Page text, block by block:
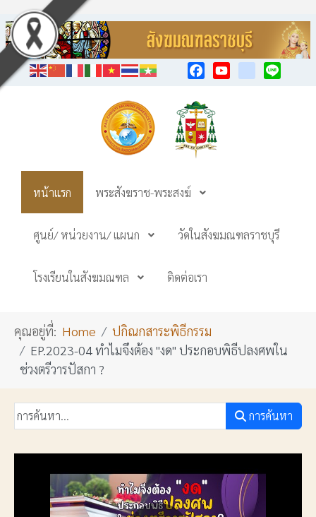
หน้าแรก พระสังฆราช-พระสงฆ์
ศูนย์/ หน่วยงาน/ แผนก วัดในสังฆมณฑลราชบุรี
โรงเรียนในสังฆมณฑล ติดต่อเรา
คุณอยู่ที่: Home
ปกิณกสาระพิธีกรรม
EP.2023-04 ทำไมจึงต้อง "งด" ประกอบพิธีปลงศพใน
ช่วงตรีวารปัสกา ?
การค้นหา